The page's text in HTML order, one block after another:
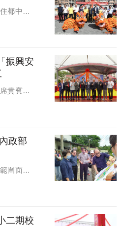
都中心
振興安
貴賓有
、桃園
政部
圍面積
二期校